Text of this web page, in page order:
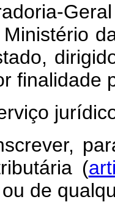
finalidade
(
de